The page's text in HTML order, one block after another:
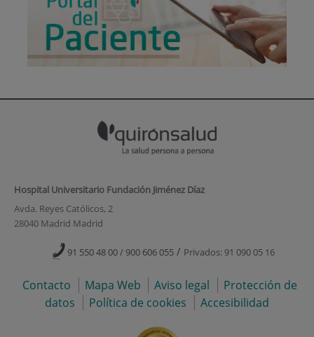
Hospital Universitario Fundación Jiménez Díaz
Avda. Reyes Católicos, 2
28040 Madrid Madrid
91 550 48 00 / 900 606 055 / Privados: 91 090 05 16
Contacto Mapa Web Aviso legal
Protección de
datos
Política de cookies Accesibilidad